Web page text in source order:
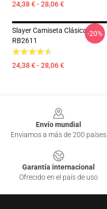
24,38 € - 28,06 €
Slayer Camiseta Clásica
RB2611
24,38 € - 28,06 €
-20%
Envío mundial
Enviamos a más de 200 países
Garantía internacional
Ofrecido en el país de uso